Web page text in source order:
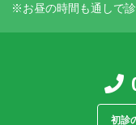
※お昼の時間も通しで診
初診